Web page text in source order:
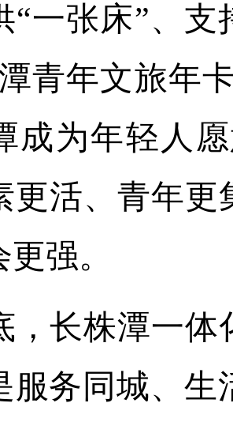
“一张床”、支
青年文旅年
成为年轻人
更活、青年更
强。
，长株潭一体
服务同城、